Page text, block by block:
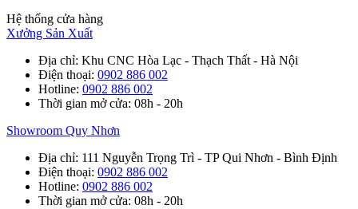
Hệ thống cửa hàng
Xưởng Sản Xuất
Địa chỉ: Khu CNC Hòa Lạc - Thạch Thất - Hà Nội
Điện thoại: 0902 886 002
Hotline: 0902 886 002
Thời gian mở cửa: 08h - 20h
Showroom Quy Nhơn
Địa chỉ: 111 Nguyễn Trọng Trì - TP Qui Nhơn - Bình Định
Điện thoại: 0902 886 002
Hotline: 0902 886 002
Thời gian mở cửa: 08h - 20h